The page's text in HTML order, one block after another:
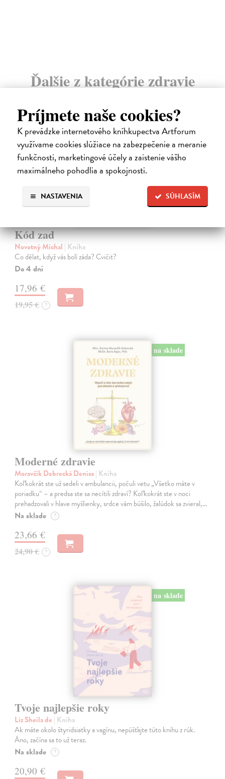
Príjmete naše cookies?
K prevádzke internetového kníhkupectva Artforum
využívame cookies slúžiace na zabezpečenie a meranie
funkčnosti, marketingové účely a zaistenie vášho
maximálneho pohodlia a spokojnosti.
SÚHLASÍM
NASTAVENIA
Ďalšie z kategórie zdravie
novinka
Kód zad
Novotný Michal | Kniha
Co dělat, když vás bolí záda? Cvičit?
Do 4 dní
17,96 €
19,95 € ?
na sklade
Moderné zdravie
Moravčík Debrecká Denisa| Kniha
Koľkokrát ste už sedeli v ambulancii, počuli vetu „Všetko máte v
poriadku“ – a predsa ste sa necítili zdraví? Koľkokrát ste v noci
prehadzovali v hlave myšlienky, srdce vám búšilo, žalúdok sa zvieral,…
Na sklade ?
23,66 €
24,90 € ?
na sklade
Tvoje najlepšie roky
Liz Sheila de | Kniha
Ak máte okolo štyridsiatky a vagínu, nepúšťajte túto knihu z rúk.
Áno, začína sa to už teraz.
Na sklade ?
20,90 €